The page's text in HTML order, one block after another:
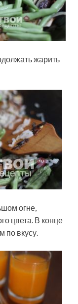
жарить
огне,
цвета. В конце
по вкусу.